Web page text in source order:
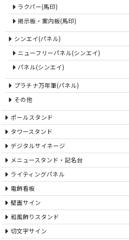
ラクパー(馬印)
掲示板・案内板(馬印)
シンエイ(パネル)
ニューフリーパネル(シンエイ)
パネル(シンエイ)
プラチナ万年筆(パネル)
その他
ポールスタンド
タワースタンド
デジタルサイネージ
メニュースタンド・記名台
ライティングパネル
電飾看板
壁面サイン
和風飾りスタンド
切文字サイン